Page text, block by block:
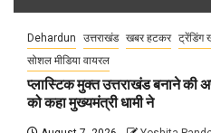
Dehardun उत्तराखंड खबर हटकर ट्रेंडिंग
सोशल मीडिया वायरल
प्लास्टिक मुक्त उत्तराखंड बनाने की
को कहा मुख्यमंत्री धामी ने